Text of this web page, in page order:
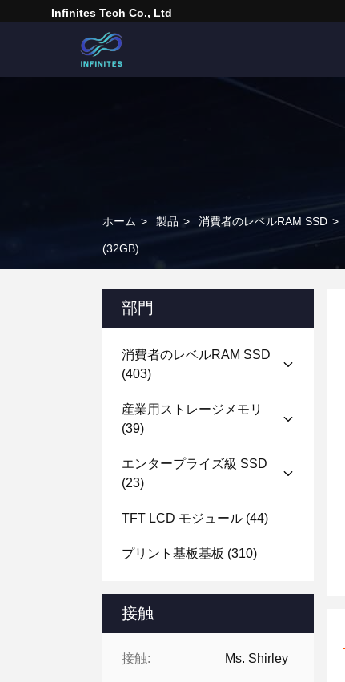
Infinites Tech Co., Ltd
ホーム > 製品 > 消費者のレベルRAM SSD >
(32GB)
部門
消費者のレベルRAM SSD
(403)
産業用ストレージメモリ
(39)
エンタープライズ級 SSD
(23)
TFT LCD モジュール (44)
プリント基板基板 (310)
接触
接触: Ms. Shirley